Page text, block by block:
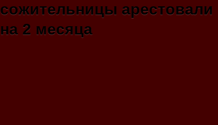
сожительницы арестовали
на 2 месяца